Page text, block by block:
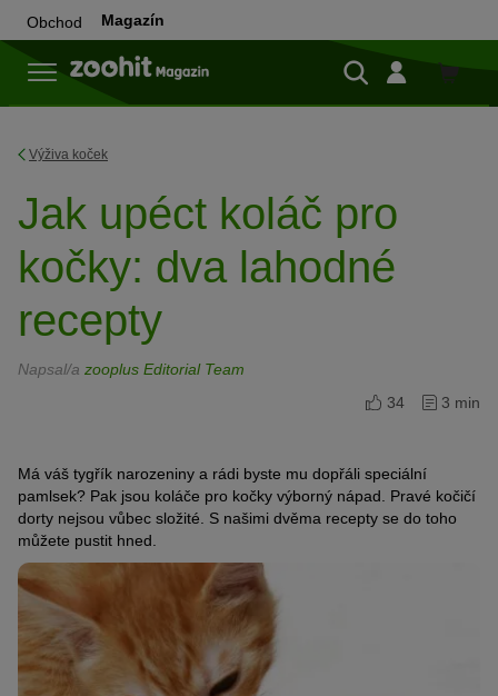
Obchod Magazín
Do
Výživa koček
Jak upéct koláč pro
kočky: dva lahodné
recepty
Napsal/a zooplus Editorial Team
34
3 min
Má váš tygřík narozeniny a rádi byste mu dopřáli speciální
pamlsek? Pak jsou koláče pro kočky výborný nápad. Pravé kočičí
dorty nejsou vůbec složité. S našimi dvěma recepty se do toho
můžete pustit hned.